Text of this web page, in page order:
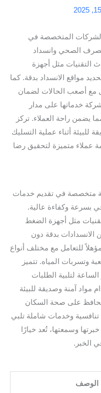
المتخصصة في
الصحي وانسداد
التقنيات مثل أجهزة
مواقع الانسداد بدقة. كما
مع أصعب الحالات لضمان
خدماتها على مدار
يضمن راحة العملاء. تركز
للبيئة أثناء عملية التسليك
عملاء متميزة لتحقيق رضا
متخصصة في تقديم خدمات
وكفاءة عالية.
مثل أجهزة الضغط
الانسدادات بدقة دون
للتعامل مع مختلف أنواع
وتسربات المياه. تتميز
لتلبية الطلبات
مواد آمنة وصديقة للبيئة
يحافظ على صحة السكان
تنافسية وخدمات شاملة تلبي
وسمعتها، تُعد خيارًا
الخبر.
الوصف